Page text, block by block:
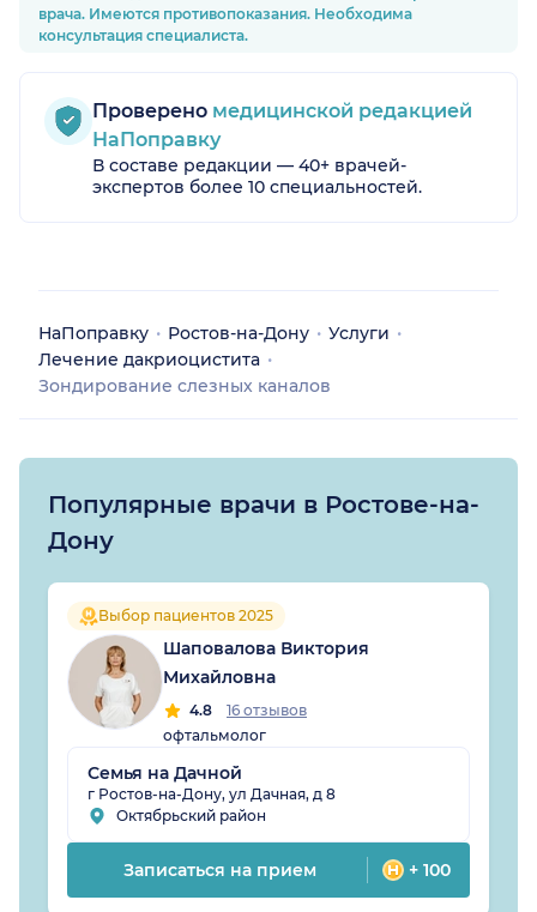
врача. Имеются противопоказания. Необходима
консультация специалиста.
Проверено медицинской редакцией
НаПоправку
В составе редакции — 40+ врачей-
экспертов более 10 специальностей.
НаПоправку Ростов-на-Дону
Услуги
Лечение дакриоцистита
Зондирование слезных каналов
Популярные врачи в Ростове-на-
Дону
Выбор пациентов 2025
Шаповалова Виктория
Михайловна
4.8
16 отзывов
офтальмолог
Семья на Дачной
г Ростов-на-Дону, ул Дачная, д 8
Октябрьский район
Записаться на прием + 100